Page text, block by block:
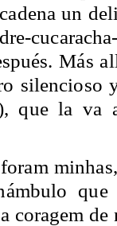
un
cucaracha
Más
silencioso
que la va
que
coragem